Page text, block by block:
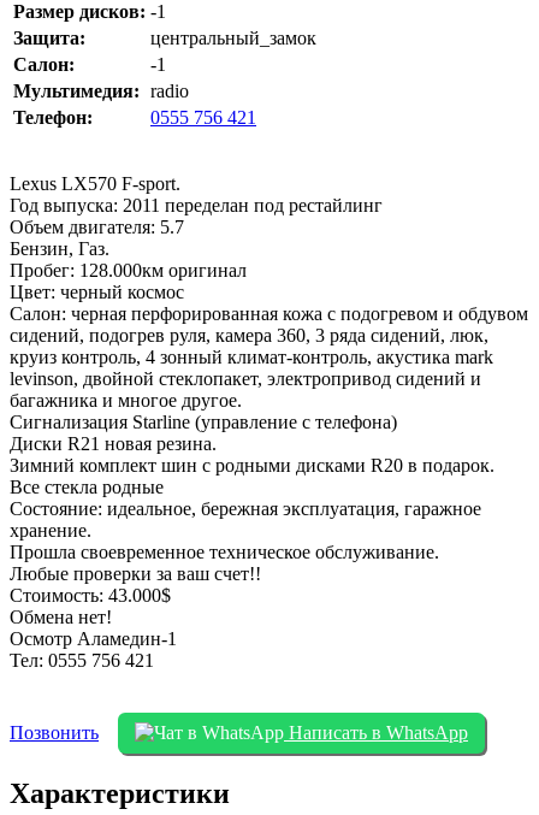
Размер дисков: -1
Защита:
центральный_замок
Салон:
-1
Мультимедия: radio
Телефон:
0555 756 421
Lexus LX570 F-sport.
Год выпуска: 2011 переделан под рестайлинг
Объем двигателя: 5.7
Бензин, Газ.
Пробег: 128.000км оригинал
Цвет: черный космос
Салон: черная перфорированная кожа с подогревом и обдувом
сидений, подогрев руля, камера 360, 3 ряда сидений, люк,
круиз контроль, 4 зонный климат-контроль, акустика mark
levinson, двойной стеклопакет, электропривод сидений и
багажника и многое другое.
Сигнализация Starline (управление с телефона)
Диски R21 новая резина.
Зимний комплект шин с родными дисками R20 в подарок.
Все стекла родные
Состояние: идеальное, бережная эксплуатация, гаражное
хранение.
Прошла своевременное техническое обслуживание.
Любые проверки за ваш счет!!
Стоимость: 43.000$
Обмена нет!
Осмотр Аламедин-1
Тел: 0555 756 421
Позвонить Написать в WhatsApp
Характеристики